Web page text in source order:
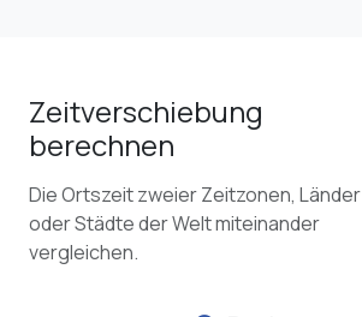
Zeitverschiebung
berechnen
Die Ortszeit zweier Zeitzonen, Länder
oder Städte der Welt miteinander
vergleichen.